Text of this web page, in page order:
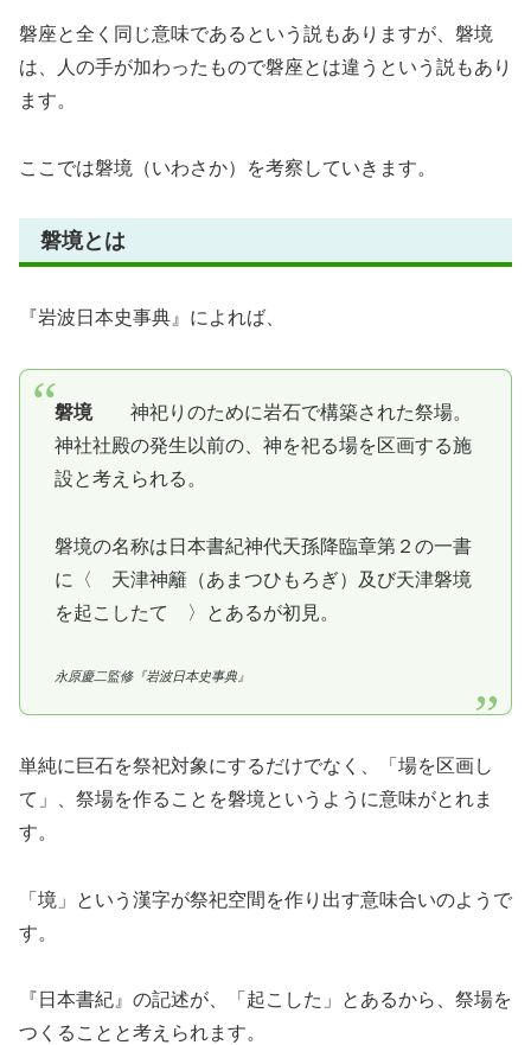
磐座と全く同じ意味であるという説もありますが、磐境
は、人の手が加わったもので磐座とは違うという説もあり
ます。
ここでは磐境（いわさか）を考察していきます。
磐境とは
『岩波日本史事典』によれば、
磐境神祀りのために岩石で構築された祭場。
神社社殿の発生以前の、神を祀る場を区画する施
設と考えられる。
磐境の名称は日本書紀神代天孫降臨章第２の一書
に〈 天津神籬（あまつひもろぎ）及び天津磐境
を起こしたて 〉とあるが初見。
永原慶二監修『岩波日本史事典』
単純に巨石を祭祀対象にするだけでなく、「場を区画し
て」、祭場を作ることを磐境というように意味がとれま
す。
「境」という漢字が祭祀空間を作り出す意味合いのようで
す。
『日本書紀』の記述が、「起こした」とあるから、祭場を
つくることと考えられます。